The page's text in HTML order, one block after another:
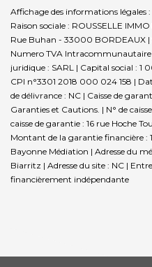
Affichage des informations légales
Raison sociale : ROUSSELLE
Rue Buhan - 33000 BORDEAUX |
Numero TVA Intracommunautaire
juridique : SARL | Capital social : 1
CPI n°3301 2018 000 024 158 |
de délivrance : NC | Caisse de
Garanties et Cautions. | N° de
caisse de garantie : 16 rue Hoche
Montant de la garantie financière :
Bayonne Médiation | Adresse du
Biarritz | Adresse du site : NC |
financièrement indépendante